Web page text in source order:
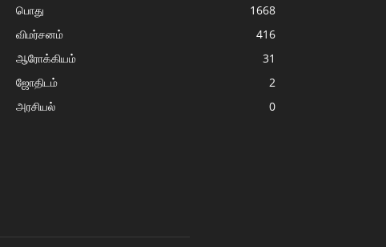
பொது
1668
விமர்சனம்
416
ஆரோக்கியம்
31
ஜோதிடம்
2
அரசியல்
0